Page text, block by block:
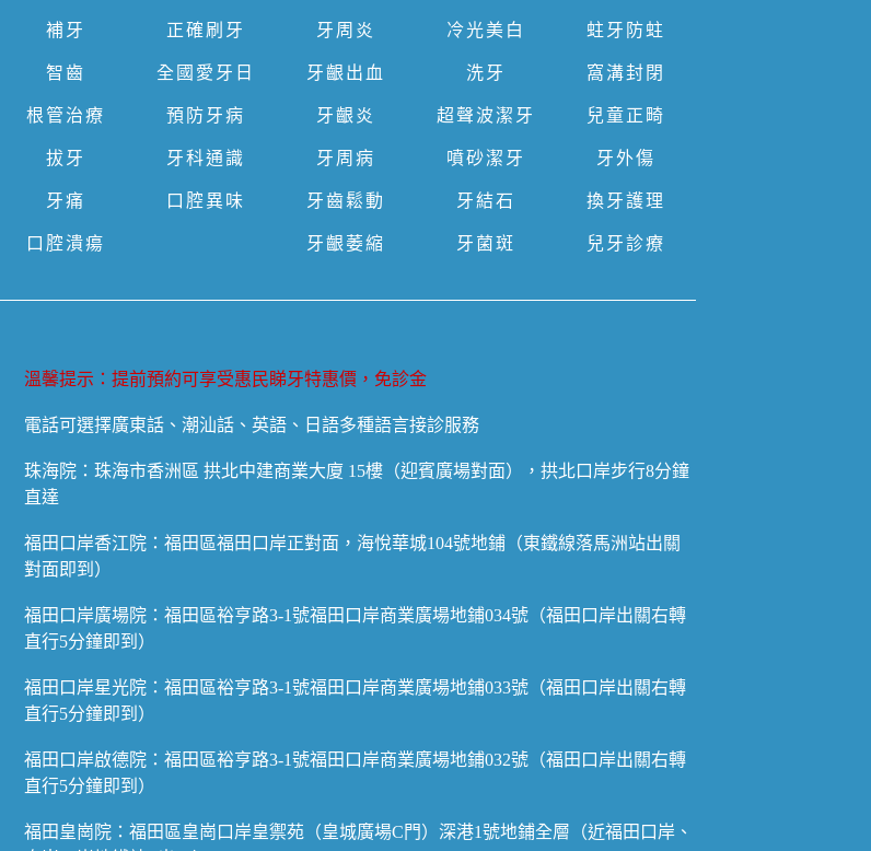
補牙
智齒
根管治療
拔牙
牙痛
口腔潰瘍
正確刷牙
全國愛牙日
預防牙病
牙科通識
口腔異味
牙周炎
牙齦出血
牙齦炎
牙周病
牙齒鬆動
牙齦萎縮
冷光美白
洗牙
超聲波潔牙
噴砂潔牙
牙結石
牙菌斑
蛀牙防蛀
窩溝封閉
兒童正畸
牙外傷
換牙護理
兒牙診療
溫馨提示：提前預約可享受惠民睇牙特惠價，免診金
電話可選擇廣東話、潮汕話、英語、日語多種語言接診服務
珠海院：珠海市香洲區 拱北中建商業大廈 15樓（迎賓廣場對面），拱北口岸步行8分鐘
直達
福田口岸香江院：福田區福田口岸正對面，海悅華城104號地鋪（東鐵線落馬洲站出關
對面即到）
福田口岸廣場院：福田區裕亨路3-1號福田口岸商業廣場地鋪034號（福田口岸出關右轉
直行5分鐘即到）
福田口岸星光院：福田區裕亨路3-1號福田口岸商業廣場地鋪033號（福田口岸出關右轉
直行5分鐘即到）
福田口岸啟德院：福田區裕亨路3-1號福田口岸商業廣場地鋪032號（福田口岸出關右轉
直行5分鐘即到）
福田皇崗院：福田區皇崗口岸皇禦苑（皇城廣場C門）深港1號地鋪全層（近福田口岸、